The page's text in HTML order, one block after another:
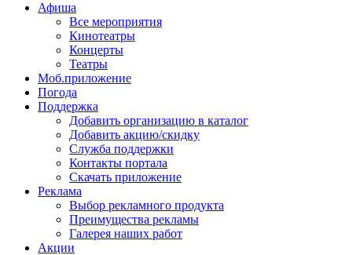
Афиша
Все мероприятия
Кинотеатры
Концерты
Театры
Моб.приложение
Погода
Поддержка
Добавить организацию в каталог
Добавить акцию/скидку
Служба поддержки
Контакты портала
Скачать приложение
Реклама
Выбор рекламного продукта
Преимущества рекламы
Галерея наших работ
Акции